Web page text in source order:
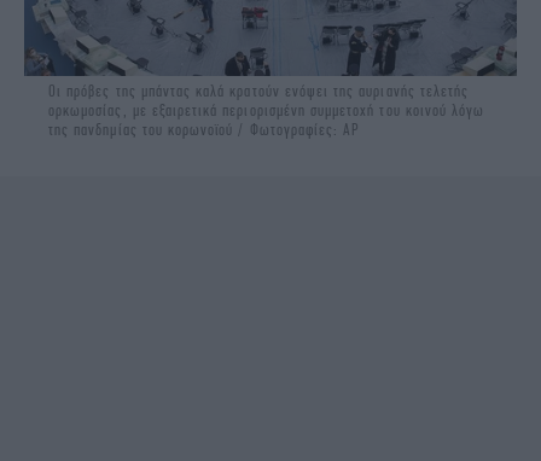
Οι πρόβες της μπάντας καλά κρατούν ενόψει της αυριανής τελετής
ορκωμοσίας, με εξαιρετικά περιορισμένη συμμετοχή του κοινού λόγω
της πανδημίας του κορωνοϊού / Φωτογραφίες: ΑΡ